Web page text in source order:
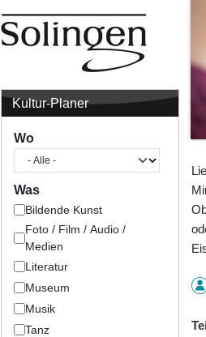
Kultur-Planer
Wo
Was
Bildende Kunst
Foto / Film / Audio /
Medien
Literatur
Museum
Musik
Tanz